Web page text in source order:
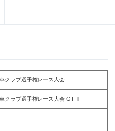
クラブ選手権レース大会
クラブ選手権レース大会 GT-Ⅱ